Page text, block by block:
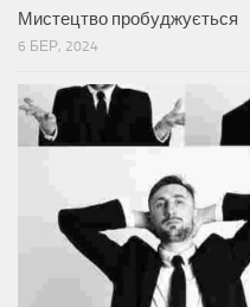
Мистецтво пробуджується
6 БЕР, 2024